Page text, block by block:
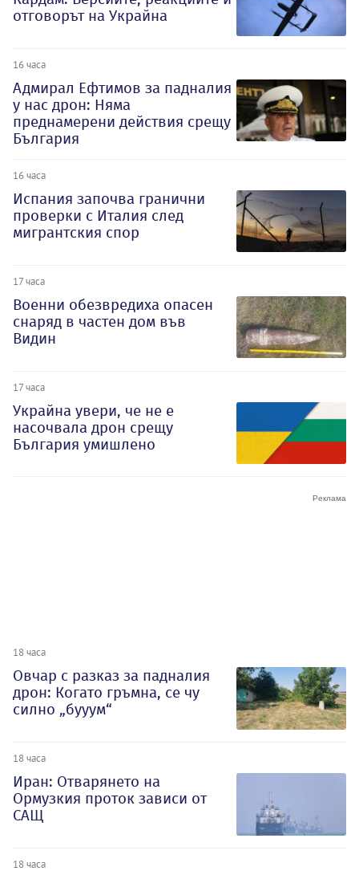
отговорът на Украйна
16 часа
Адмирал Ефтимов за падналия
у нас дрон: Няма
преднамерени действия срещу
България
16 часа
Испания започва гранични
проверки с Италия след
мигрантския спор
17 часа
Военни обезвредиха опасен
снаряд в частен дом във
Видин
17 часа
Украйна увери, че не е
насочвала дрон срещу
България умишлено
18 часа
Овчар с разказ за падналия
дрон: Когато гръмна, се чу
силно „бууум“
18 часа
Иран: Отварянето на
Ормузкия проток зависи от
САЩ
18 часа